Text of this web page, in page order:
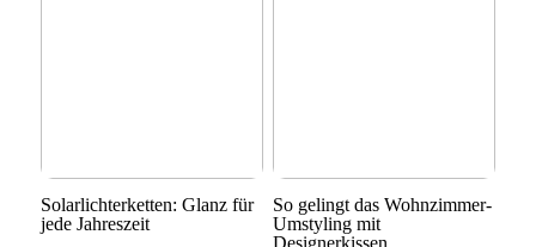
Solarlichterketten: Glanz für
jede Jahreszeit
So gelingt das Wohnzimmer-
Umstyling mit
Designerkissen